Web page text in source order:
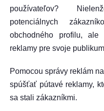
používateľov?
potenciálnych
obchodného profilu,
reklamy pre svoje
Pomocou správy reklám
spúšťať pútavé reklamy,
sa stali zákazníkmi.